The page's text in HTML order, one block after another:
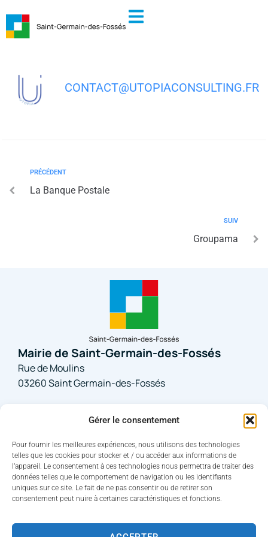
Gérer le consentement
Pour fournir les meilleures expériences, nous utilisons des technologies
telles que les cookies pour stocker et / ou accéder aux informations de
l’appareil. Le consentement à ces technologies nous permettra de traiter des
données telles que le comportement de navigation ou les identifiants
uniques sur ce site. Le fait de ne pas consentir ou de retirer son
consentement peut nuire à certaines caractéristiques et fonctions.
principal
Aréas Assurances Thierry BOUDET
CONTACT@UTOPIACONSULTING.FR
PRÉCÉDENT
La Banque Postale
SUIV
Groupama
Mairie de Saint-Germain-des-Fossés
Rue de Moulins
03260 Saint Germain-des-Fossés
Horaires d'ouverture
Du lundi au jeudi : 08h30 – 12 h / 13h30 – 17h30
Le vendredi : 08h30 – 16h sans interruption